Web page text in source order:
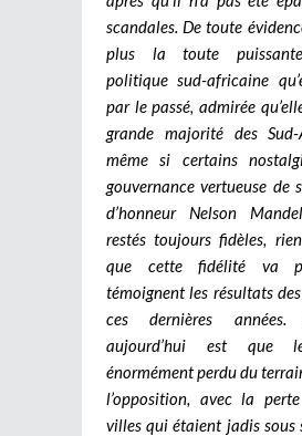
scandales. De toute
plus la toute
politique sud-africaine
par le passé, admirée
grande majorité des
même si certains
gouvernance vertueuse de
d’honneur Nelson
restés toujours fidèles,
que cette fidélité va
témoignent les résultats
ces dernières
aujourd’hui est
énormément perdu du
l’opposition, avec la
villes qui étaient jadis sous